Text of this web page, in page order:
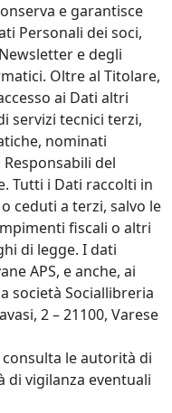
e garantisce
Personali dei soci,
e degli
Oltre al Titolare,
ai Dati altri
servizi tecnici terzi,
nominati
del
Tutti i Dati raccolti in
ceduti a terzi, salvo le
fiscali o altri
di legge. I dati
APS, e anche, ai
società Sociallibreria
2 – 21100, Varese
consulta le autorità di
di vigilanza eventuali